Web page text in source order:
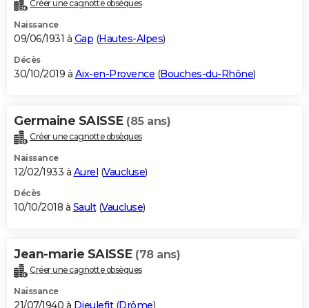
Créer une cagnotte obsèques
Naissance
09/06/1931 à Gap (Hautes-Alpes)
Décès
30/10/2019 à Aix-en-Provence (Bouches-du-Rhône)
Germaine SAISSE (85 ans)
Créer une cagnotte obsèques
Naissance
12/02/1933 à Aurel (Vaucluse)
Décès
10/10/2018 à Sault(Vaucluse)
Jean-marie SAISSE (78 ans)
Créer une cagnotte obsèques
Naissance
21/07/1940 à Dieulefit(Drôme)